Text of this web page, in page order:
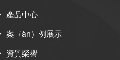
產品中心
案（àn）例展示
資質榮譽